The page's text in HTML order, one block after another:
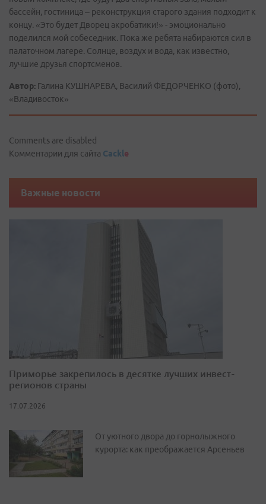
бассейн, гостиница – реконструкция старого здания подходит к
концу. «Это будет Дворец акробатики!» - эмоционально
поделился мой собеседник. Пока же ребята набираются сил в
палаточном лагере. Солнце, воздух и вода, как известно,
лучшие друзья спортсменов.
Автор: Галина КУШНАРЕВА, Василий ФЕДОРЧЕНКО (фото),
«Владивосток»
Comments are disabled
Комментарии для сайта Cackle
Важные новости
Приморье закрепилось в десятке лучших инвест-
регионов страны
17.07.2026
От уютного двора до горнолыжного
курорта: как преображается Арсеньев